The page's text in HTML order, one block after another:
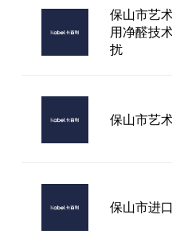
保山市艺
用净醛技
扰
保山市艺
保山市进